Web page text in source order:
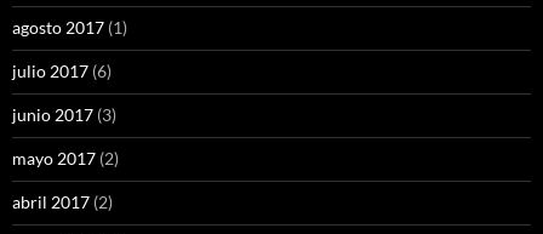
agosto 2017 (1)
julio 2017 (6)
junio 2017 (3)
mayo 2017 (2)
abril 2017 (2)